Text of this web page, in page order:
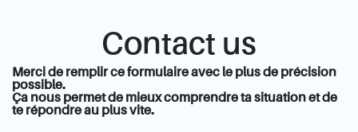
Contact us
Merci de remplir ce formulaire avec le plus de précision
possible.
Ça nous permet de mieux comprendre ta situation et de
te répondre au plus vite.